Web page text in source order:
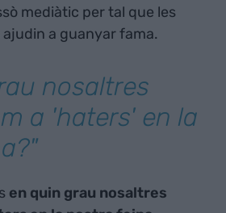
mediàtic per tal que les
a guanyar fama.
nosaltres
a 'haters' en la
en quin grau nosaltres